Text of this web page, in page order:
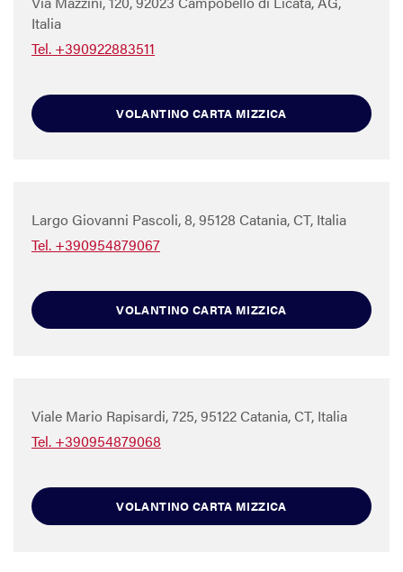
Italia
Tel. +390922883511
VOLANTINO CARTA MIZZICA
Largo Giovanni Pascoli, 8, 95128 Catania, CT, Italia
Tel. +390954879067
VOLANTINO CARTA MIZZICA
Viale Mario Rapisardi, 725, 95122 Catania, CT, Italia
Tel. +390954879068
VOLANTINO CARTA MIZZICA